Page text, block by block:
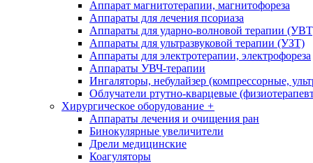
Аппарат магнитотерапии, магнитофореза
Аппараты для лечения псориаза
Аппараты для ударно-волновой терапии
Аппараты для ультразвуковой терапии (УЗТ)
Аппараты для электротерапии, электрофореза
Аппараты УВЧ-терапии
Ингаляторы, небулайзер (компрессорные,
Облучатели ртутно-кварцевые
Хирургическое оборудование +
Аппараты лечения и очищения ран
Бинокулярные увеличители
Дрели медицинские
Коагуляторы